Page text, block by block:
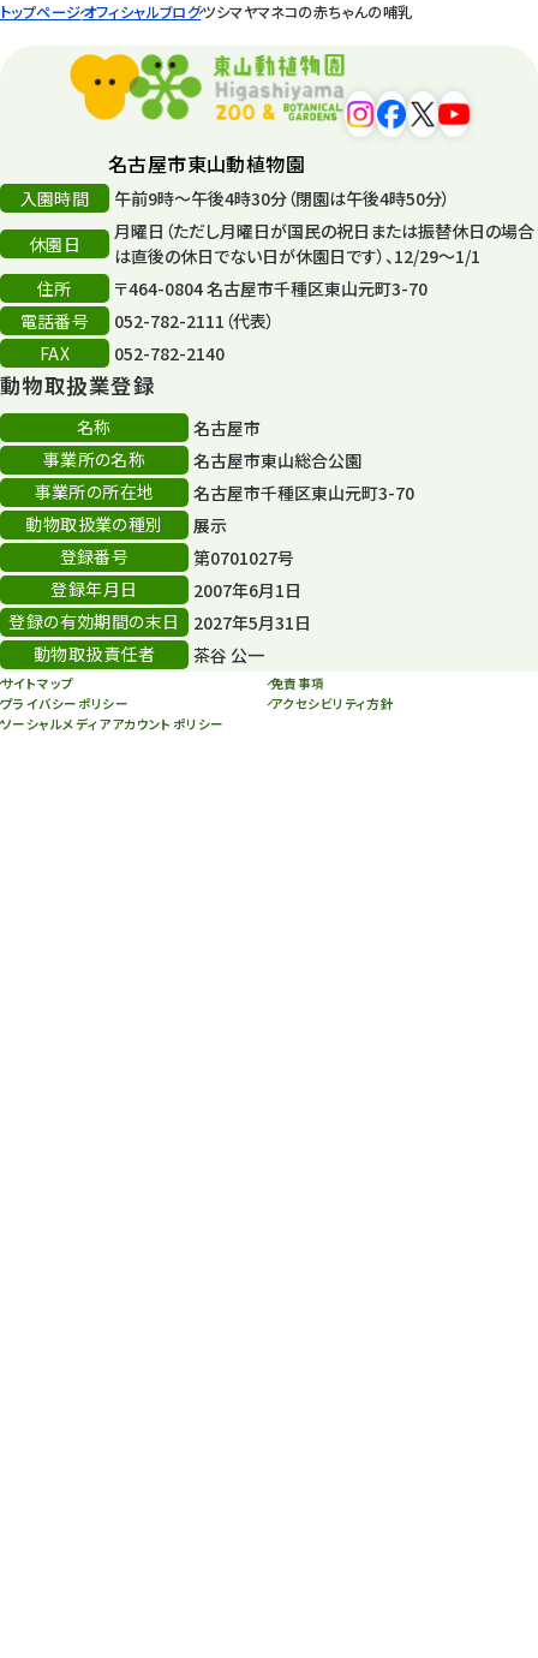
トップページオフィシャルブログツシマヤマネコの赤ちゃんの哺乳
平和公園
再生
再生フォーラム 14
80周年
その他
その他イベント
スカイタワー
年末年始のイベント
秋まつり
名古屋市東山動植物園
入園時間
午前9時～午後4時30分（閉園は午後4時50分）
休園日
月曜日（ただし月曜日が国民の祝日または振替休日の場合
は直後の休日でない日が休園日です）、12/29～1/1
住所
〒464-0804 名古屋市千種区東山元町3-70
電話番号
052-782-2111（代表）
FAX
052-782-2140
動物取扱業登録
名称
名古屋市
事業所の名称
名古屋市東山総合公園
事業所の所在地
名古屋市千種区東山元町3-70
動物取扱業の種別
展示
登録番号
第0701027号
登録年月日
2007年6月1日
登録の有効期間の末日
2027年5月31日
動物取扱責任者
茶谷 公一
サイトマップ
免責事項
プライバシーポリシー
アクセシビリティ方針
ソーシャルメディアアカウントポリシー